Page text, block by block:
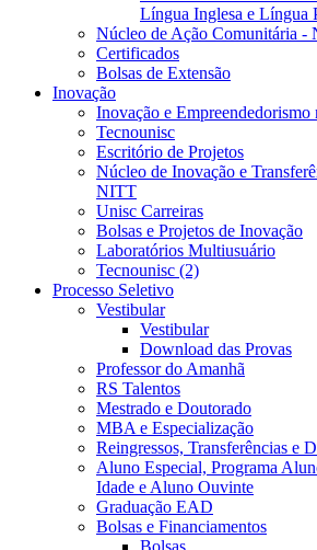
Língua Inglesa e Língua
Núcleo de Ação Comunitária -
Certificados
Bolsas de Extensão
Inovação
Inovação e Empreendedorismo
Tecnounisc
Escritório de Projetos
Núcleo de Inovação e
NITT
Unisc Carreiras
Bolsas e Projetos de Inovação
Laboratórios Multiusuário
Tecnounisc (2)
Processo Seletivo
Vestibular
Vestibular
Download das Provas
Professor do Amanhã
RS Talentos
Mestrado e Doutorado
MBA e Especialização
Reingressos, Transferências e
Aluno Especial, Programa
Idade e Aluno Ouvinte
Graduação EAD
Bolsas e Financiamentos